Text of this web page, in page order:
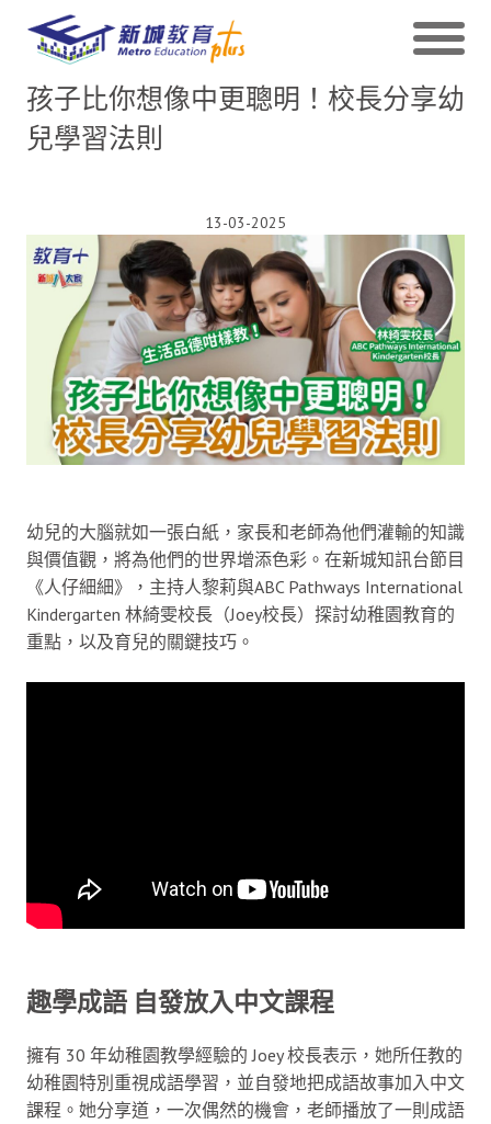
孩子比你想像中更聰明！校長分享幼
兒學習法則
13-03-2025
幼兒的大腦就如一張白紙，家長和老師為他們灌輸的知識
與價值觀，將為他們的世界增添色彩。在新城知訊台節目
《人仔細細》，主持人黎莉與ABC Pathways International
Kindergarten 林綺雯校長（Joey校長）探討幼稚園教育的
重點，以及育兒的關鍵技巧。
趣學成語 自發放入中文課程
擁有 30 年幼稚園教學經驗的 Joey 校長表示，她所任教的
幼稚園特別重視成語學習，並自發地把成語故事加入中文
課程。她分享道，一次偶然的機會，老師播放了一則成語